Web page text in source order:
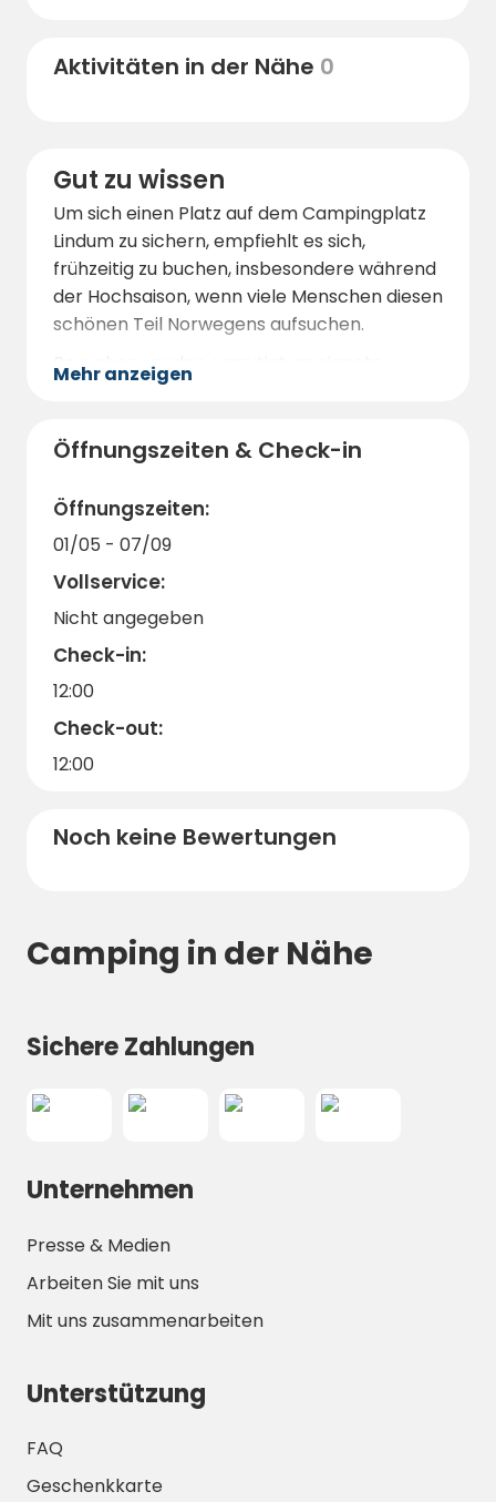
Schwimmen und Angeln im Süß- und
Restaurants und Geschäfte, die einen
Einblick in die lokale Kultur und Gastronomie
ermöglichen. Wer sich für Kultur interessiert,
kann in der Umgebung auch historische
Stätten wie alte Bauernhöfe und
Kulturdenkmäler besichtigen.
Aktivitäten in der Nähe 0
Gut zu wissen
Um sich einen Platz auf dem Campingplatz
Lindum zu sichern, empfiehlt es sich,
frühzeitig zu buchen, insbesondere während
der Hochsaison, wenn viele Menschen diesen
schönen Teil Norwegens aufsuchen.
Besucher werden ermutigt, geeignete
Ausrüstung zum Angeln und Wandern
Landschaft und die vielfältigen
auszuschöpfen.
Bitte respektieren Sie auch die friedliche
Atmosphäre des Campingplatzes und die
natürliche Umgebung, was dazu beiträgt, die
einzigartigen Qualitäten des Gebiets für
zukünftige Besucher zu erhalten.
Willkommen auf dem Campingplatz Lindum!
Mehr anzeigen
Öffnungszeiten & Check-in
Öffnungszeiten:
01/05 - 07/09
Vollservice:
Nicht angegeben
Check-in:
12:00
Check-out:
12:00
Noch keine Bewertungen
Camping in der Nähe
Sichere Zahlungen
Unternehmen
Presse & Medien
Arbeiten Sie mit uns
Mit uns zusammenarbeiten
Unterstützung
FAQ
Geschenkkarte